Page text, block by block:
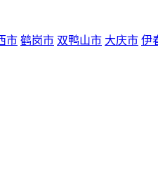
市 鹤岗市 双鸭山市 大庆市 伊